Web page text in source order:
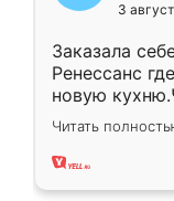
3
Заказала
Ренессанс
новую
вполне
два года,
Читать